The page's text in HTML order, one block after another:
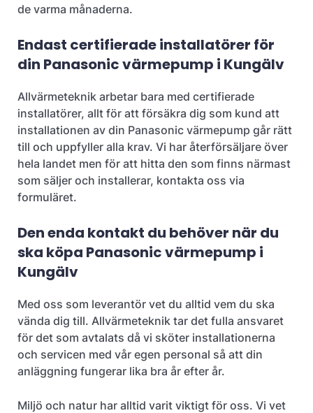
de varma månaderna.
Endast certifierade installatörer för
din Panasonic värmepump i Kungälv
Allvärmeteknik arbetar bara med certifierade
installatörer, allt för att försäkra dig som kund att
installationen av din Panasonic värmepump går rätt
till och uppfyller alla krav. Vi har återförsäljare över
hela landet men för att hitta den som finns närmast
som säljer och installerar, kontakta oss via
formuläret.
Den enda kontakt du behöver när du
ska köpa Panasonic värmepump i
Kungälv
Med oss som leverantör vet du alltid vem du ska
vända dig till. Allvärmeteknik tar det fulla ansvaret
för det som avtalats då vi sköter installationerna
och servicen med vår egen personal så att din
anläggning fungerar lika bra år efter år.
Miljö och natur har alltid varit viktigt för oss. Vi vet